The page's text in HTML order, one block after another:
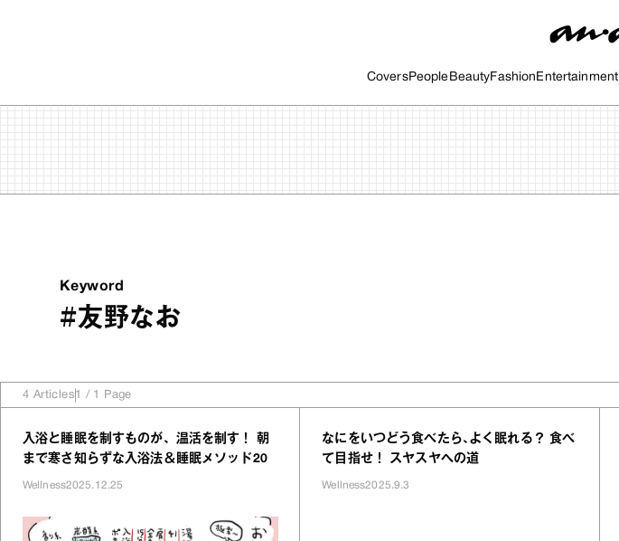
CoversPeople BeautyFashion Entertainment
Keyword
#友野なお
4 Articles1 / 1 Page
入浴と睡眠を制すものが、温活を制す！ 朝
まで寒さ知らずな入浴法＆睡眠メソッド20
Wellness2025.12.25
なにをいつどう食べたら､よく眠れる？ 食べ
て目指せ！ スヤスヤへの道
Wellness2025.9.3